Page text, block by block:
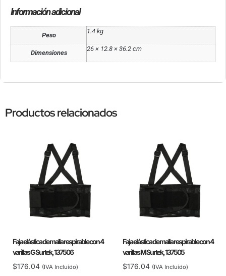
Información adicional
Peso
1.4 kg
Dimensiones
26 × 12.8 × 36.2 cm
Productos relacionados
Faja elástica de malla respirable con 4
varillas G Surtek, 137506
$176.04 (IVA Incluido)
Faja elástica de malla respirable con 4
varillas M Surtek, 137505
$176.04 (IVA Incluido)